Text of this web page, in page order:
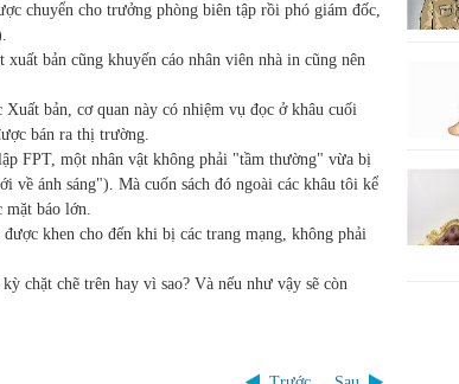
chuyển cho trưởng phòng biên tập rồi phó giám đốc,
bản cũng khuyến cáo nhân viên nhà in cũng nên
bản, cơ quan này có nhiệm vụ đọc ở khâu cuối
bán ra thị trường.
FPT, một nhân vật không phải "tầm thường" vừa bị
ánh sáng"). Mà cuốn sách đó ngoài các khâu tôi kể
mặt báo lớn.
khen cho đến khi bị các trang mạng, không phải
chặt chẽ trên hay vì sao? Và nếu như vậy sẽ còn